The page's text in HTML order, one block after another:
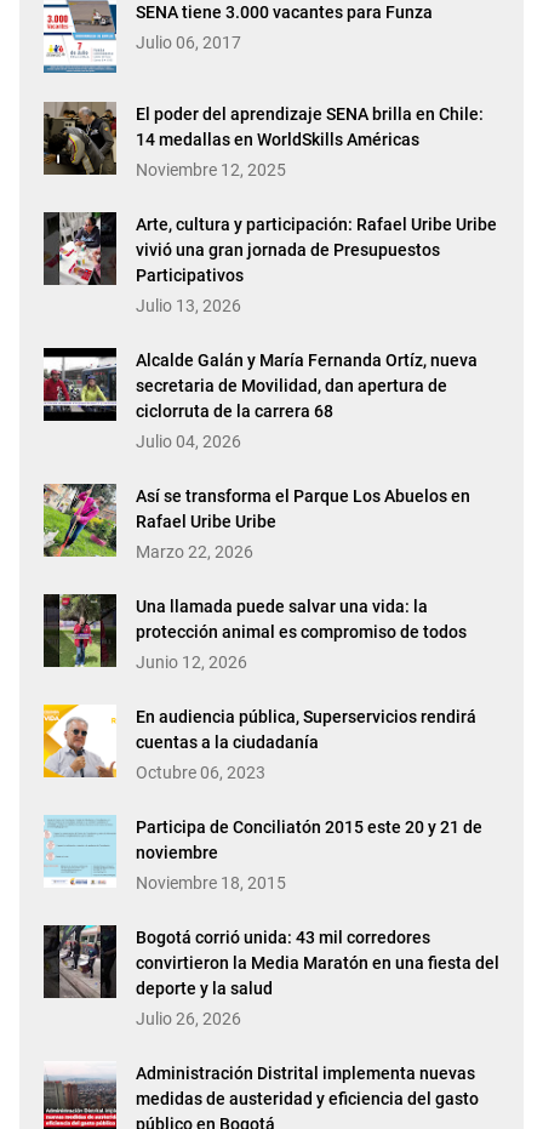
SENA tiene 3.000 vacantes para Funza
Julio 06, 2017
El poder del aprendizaje SENA brilla en Chile:
14 medallas en WorldSkills Américas
Noviembre 12, 2025
Arte, cultura y participación: Rafael Uribe Uribe
vivió una gran jornada de Presupuestos
Participativos
Julio 13, 2026
Alcalde Galán y María Fernanda Ortíz, nueva
secretaria de Movilidad, dan apertura de
ciclorruta de la carrera 68
Julio 04, 2026
Así se transforma el Parque Los Abuelos en
Rafael Uribe Uribe
Marzo 22, 2026
Una llamada puede salvar una vida: la
protección animal es compromiso de todos
Junio 12, 2026
En audiencia pública, Superservicios rendirá
cuentas a la ciudadanía
Octubre 06, 2023
Participa de Conciliatón 2015 este 20 y 21 de
noviembre
Noviembre 18, 2015
Bogotá corrió unida: 43 mil corredores
convirtieron la Media Maratón en una fiesta del
deporte y la salud
Julio 26, 2026
Administración Distrital implementa nuevas
medidas de austeridad y eficiencia del gasto
público en Bogotá